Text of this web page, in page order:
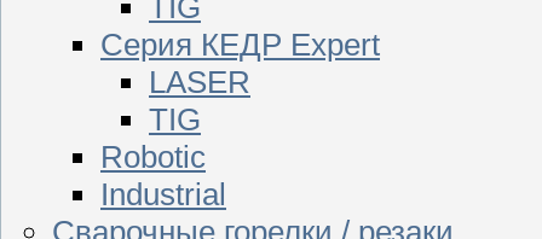
Серия КЕДР Expert
LASER
TIG
Robotic
Industrial
Сварочные горелки / резаки